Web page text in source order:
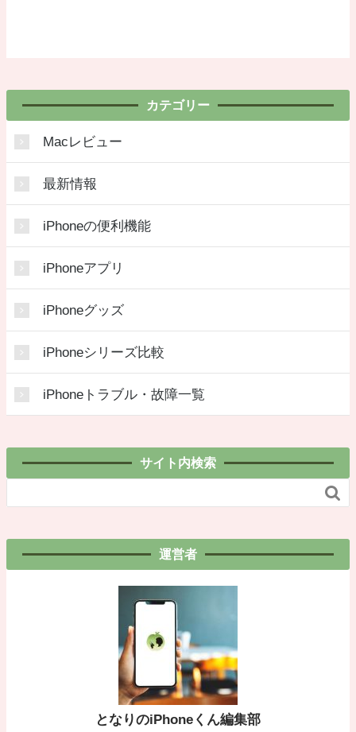
サイト内検索

カテゴリー
Macレビュー
最新情報
iPhoneの便利機能
iPhoneアプリ
iPhoneグッズ
iPhoneシリーズ比較
iPhoneトラブル・故障一覧
運営者
となりのiPhoneくん編集部